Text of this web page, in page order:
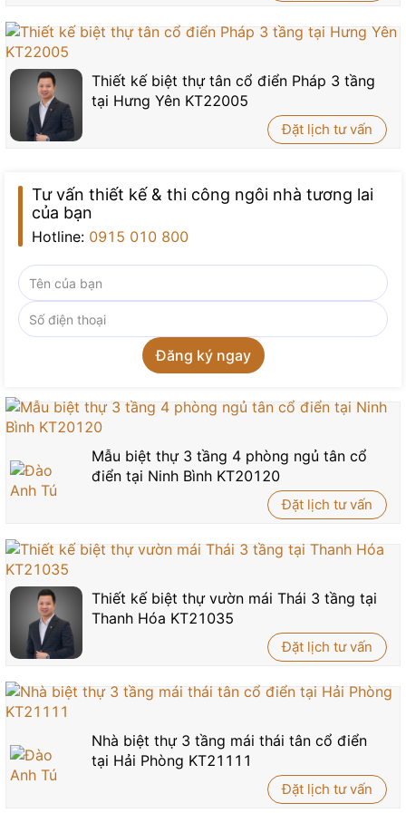
Thiết kế biệt thự tân cổ điển Pháp 3 tầng
tại Hưng Yên KT22005
Đặt lịch tư vấn
Tư vấn thiết kế & thi công ngôi nhà tương lai
của bạn
Hotline: 0915 010 800
Mẫu biệt thự 3 tầng 4 phòng ngủ tân cổ
điển tại Ninh Bình KT20120
Đặt lịch tư vấn
Thiết kế biệt thự vườn mái Thái 3 tầng tại
Thanh Hóa KT21035
Đặt lịch tư vấn
Nhà biệt thự 3 tầng mái thái tân cổ điển
tại Hải Phòng KT21111
Đặt lịch tư vấn